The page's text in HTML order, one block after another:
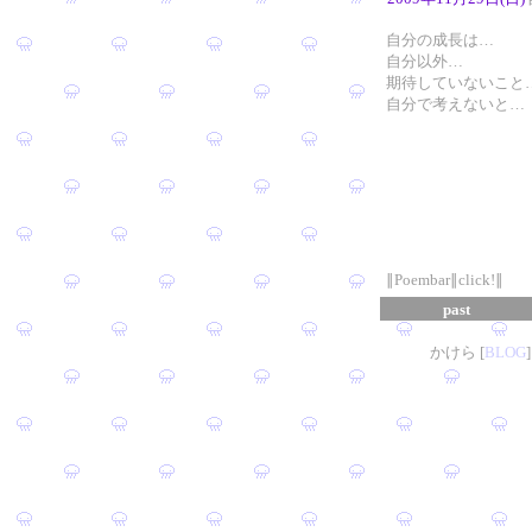
自分の成長は…
自分以外…
期待していないこ
自分で考えないと…
∥Poembar∥click!∥
past
かけら [BLOG